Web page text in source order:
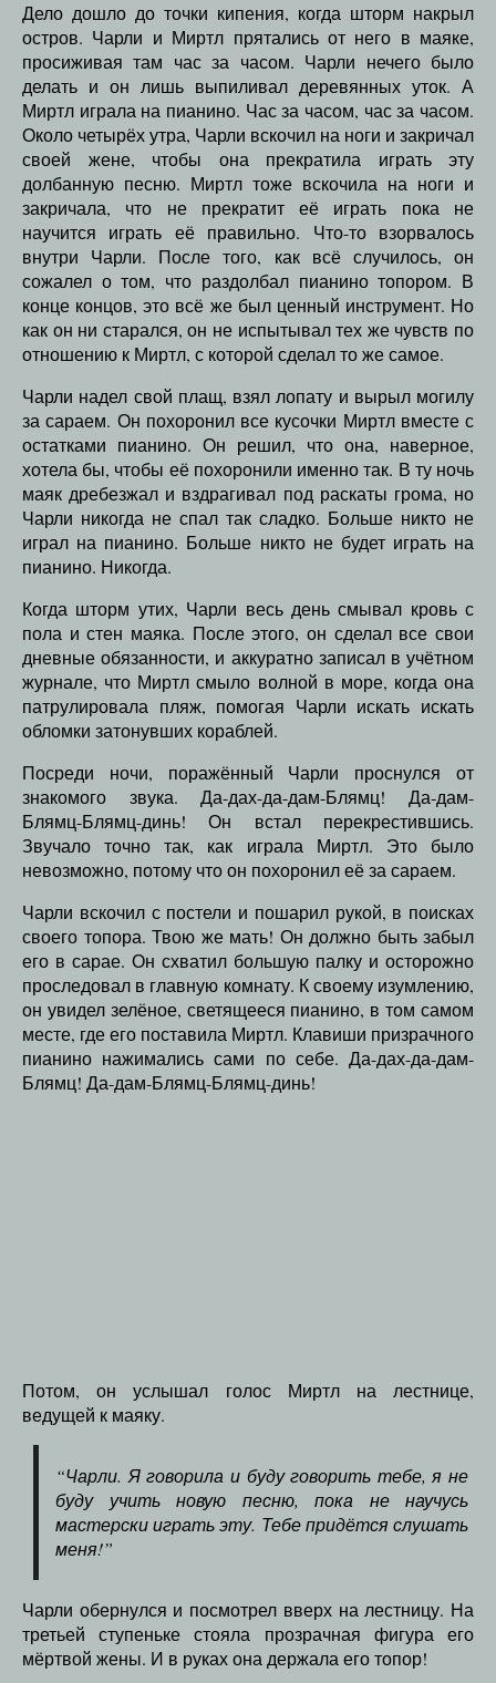
Дело дошло до точки кипения, когда шторм накрыл
остров. Чарли и Миртл прятались от него в маяке,
просиживая там час за часом. Чарли нечего было
делать и он лишь выпиливал деревянных уток. А
Миртл играла на пианино. Час за часом, час за часом.
Около четырёх утра, Чарли вскочил на ноги и закричал
своей жене, чтобы она прекратила играть эту
долбанную песню. Миртл тоже вскочила на ноги и
закричала, что не прекратит её играть пока не
научится играть её правильно. Что-то взорвалось
внутри Чарли. После того, как всё случилось, он
сожалел о том, что раздолбал пианино топором. В
конце концов, это всё же был ценный инструмент. Но
как он ни старался, он не испытывал тех же чувств по
отношению к Миртл, с которой сделал то же самое.
Чарли надел свой плащ, взял лопату и вырыл могилу
за сараем. Он похоронил все кусочки Миртл вместе с
остатками пианино. Он решил, что она, наверное,
хотела бы, чтобы её похоронили именно так. В ту ночь
маяк дребезжал и вздрагивал под раскаты грома, но
Чарли никогда не спал так сладко. Больше никто не
играл на пианино. Больше никто не будет играть на
пианино. Никогда.
Когда шторм утих, Чарли весь день смывал кровь с
пола и стен маяка. После этого, он сделал все свои
дневные обязанности, и аккуратно записал в учётном
журнале, что Миртл смыло волной в море, когда она
патрулировала пляж, помогая Чарли искать искать
обломки затонувших кораблей.
Посреди ночи, поражённый Чарли проснулся от
знакомого звука. Да-дах-да-дам-Блямц! Да-дам-
Блямц-Блямц-динь! Он встал перекрестившись.
Звучало точно так, как играла Миртл. Это было
невозможно, потому что он похоронил её за сараем.
Чарли вскочил с постели и пошарил рукой, в поисках
своего топора. Твою же мать! Он должно быть забыл
его в сарае. Он схватил большую палку и осторожно
проследовал в главную комнату. К своему изумлению,
он увидел зелёное, светящееся пианино, в том самом
месте, где его поставила Миртл. Клавиши призрачного
пианино нажимались сами по себе. Да-дах-да-дам-
Блямц! Да-дам-Блямц-Блямц-динь!
Потом, он услышал голос Миртл на лестнице,
ведущей к маяку.
“Чарли. Я говорила и буду говорить тебе, я не
буду учить новую песню, пока не научусь
мастерски играть эту. Тебе придётся слушать
меня!”
Чарли обернулся и посмотрел вверх на лестницу. На
третьей ступеньке стояла прозрачная фигура его
мёртвой жены. И в руках она держала его топор!